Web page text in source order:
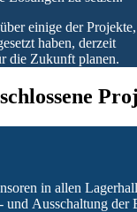
einige der Projekte,
haben, derzeit
die Zukunft planen.
in allen
und Ausschaltung der